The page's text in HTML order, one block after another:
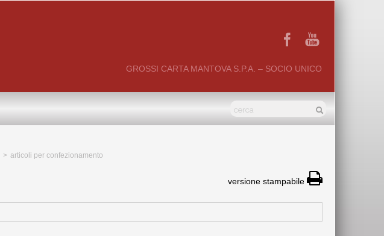
GROSSI CARTA MANTOVA S.P.A. – SOCIO UNICO
> articoli per confezionamento
versione stampabile